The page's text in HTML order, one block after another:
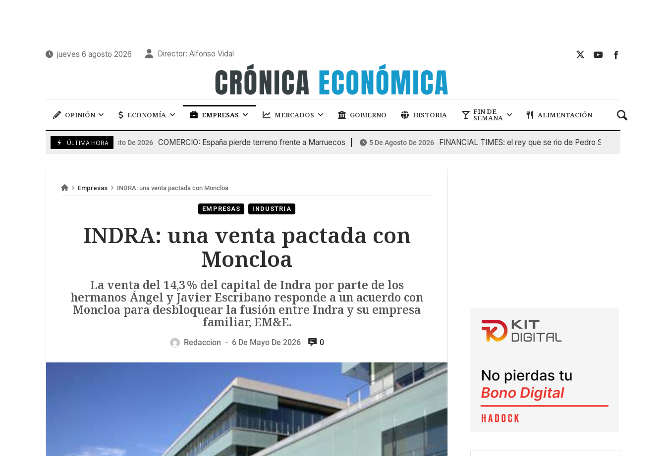
jueves 6 agosto 2026 Director: Alfonso Vidal
OPINIÓN ECONOMÍA EMPRESAS MERCADOS GOBIERNO HISTORIA FIN DE
SEMANA ALIMENTACIÓN
ÚLTIMA HORA
5 De Agosto De 2026 COMERCIO: España pierde terreno frente a Marruecos 5 De Agosto De 2026 FINANCIAL TIMES: el rey que se rio de Pedro Sanchez
Empresas INDRA: una venta pactada con Moncloa
EMPRESAS INDUSTRIA
INDRA: una venta pactada con
Moncloa
La venta del 14,3 % del capital de Indra por parte de los
hermanos Ángel y Javier Escribano responde a un acuerdo con
Moncloa para desbloquear la fusión entre Indra y su empresa
familiar, EM&E.
Redaccion — 6 De Mayo De 2026 0